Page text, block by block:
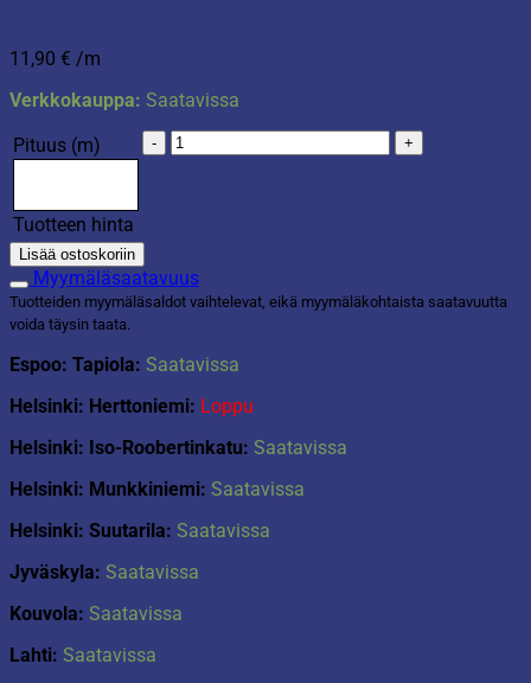
11,90 € /m
Verkkokauppa: Saatavissa
Pituus (m)
Tuotteen hinta
Sympanova
65cm
Lisää ostoskoriin
Myymäläsaatavuus
Tuotteiden myymäläsaldot vaihtelevat, eikä myymäläkohtaista saatavuutta
voida täysin taata.
Espoo: Tapiola: Saatavissa
Helsinki: Herttoniemi: Loppu
Helsinki: Iso-Roobertinkatu: Saatavissa
Helsinki: Munkkiniemi: Saatavissa
Helsinki: Suutarila: Saatavissa
Jyväskyla: Saatavissa
Kouvola: Saatavissa
Lahti: Saatavissa